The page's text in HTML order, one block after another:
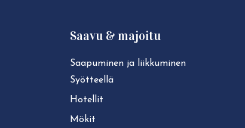
Saavu & majoitu
Saapuminen ja liikkuminen
Syötteellä
Hotellit
Mökit